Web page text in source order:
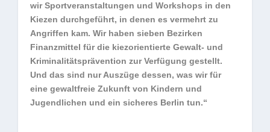
wir Sportveranstaltungen und Workshops in den
Kiezen durchgeführt, in denen es vermehrt zu
Angriffen kam. Wir haben sieben Bezirken
Finanzmittel für die kiezorientierte Gewalt- und
Kriminalitätsprävention zur Verfügung gestellt.
Und das sind nur Auszüge dessen, was wir für
eine gewaltfreie Zukunft von Kindern und
Jugendlichen und ein sicheres Berlin tun.“